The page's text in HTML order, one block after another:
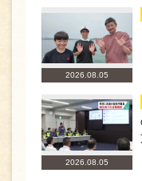
2026.08.05
2026.08.05